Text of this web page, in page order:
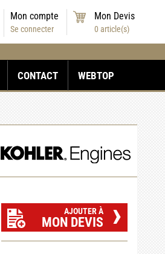
Mon compte
Se connecter
Mon Devis
0 article(s)
CONTACT WEBTOP
AJOUTER À
MON DEVIS ›